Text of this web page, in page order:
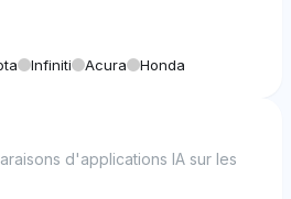
Infiniti Acura Honda
d'applications IA sur les